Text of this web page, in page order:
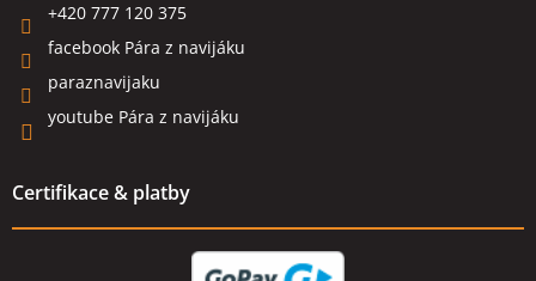
+420 777 120 375
facebook Pára z navijáku
paraznavijaku
youtube Pára z navijáku
Certifikace & platby